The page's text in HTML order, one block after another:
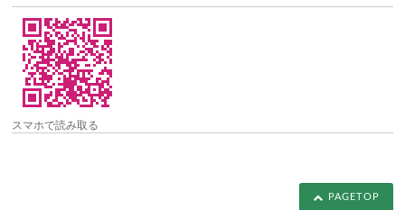
スマホで読み取る
PAGETOP